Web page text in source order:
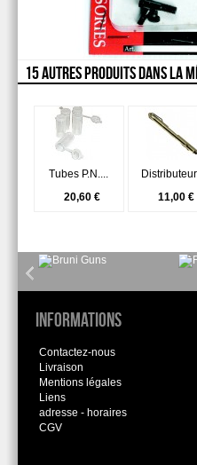
15 AUTRES PRODUITS DANS LA
Tubes P.N....
20,60 €
11,00 €
Informations
Contactez-nous
Livraison
Mentions légales
Liens
adresse - horaires
CGV